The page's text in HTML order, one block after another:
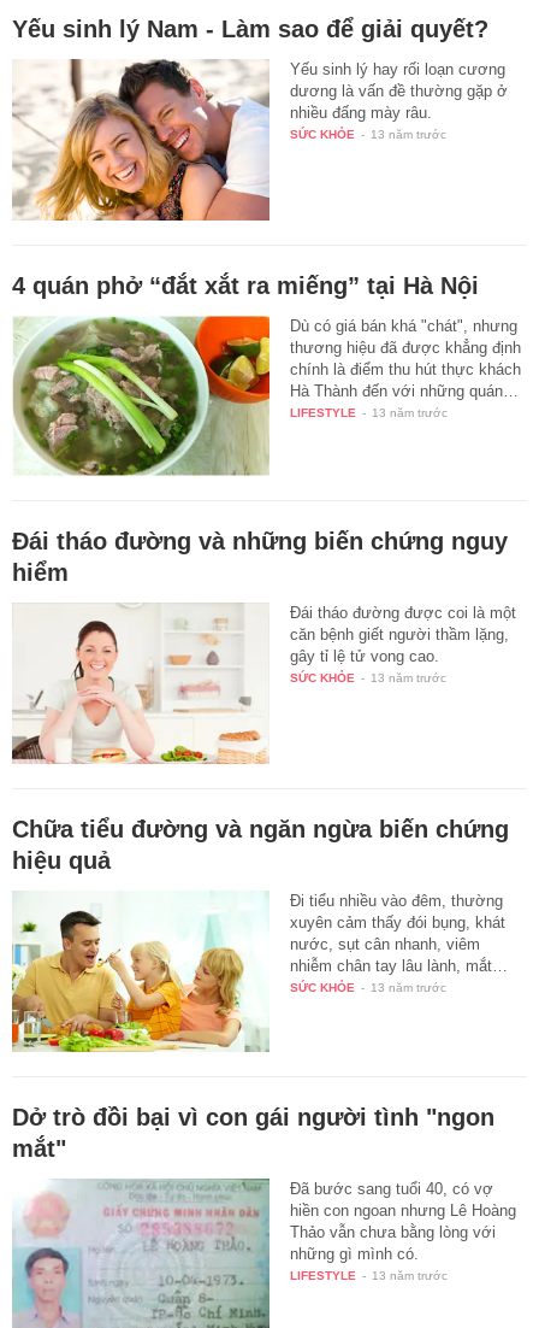
Yếu sinh lý Nam - Làm sao để giải quyết?
Yếu sinh lý hay rối loạn cương
dương là vấn đề thường gặp ở
nhiều đấng mày râu.
SỨC KHỎE - 13 năm trước
4 quán phở “đắt xắt ra miếng” tại Hà Nội
Dù có giá bán khá "chát", nhưng
thương hiệu đã được khẳng định
chính là điểm thu hút thực khách
Hà Thành đến với những quán…
LIFESTYLE - 13 năm trước
Đái tháo đường và những biến chứng nguy
hiểm
Đái tháo đường được coi là một
căn bệnh giết người thầm lặng,
gây tỉ lệ tử vong cao.
SỨC KHỎE - 13 năm trước
Chữa tiểu đường và ngăn ngừa biến chứng
hiệu quả
Đi tiểu nhiều vào đêm, thường
xuyên cảm thấy đói bụng, khát
nước, sụt cân nhanh, viêm
nhiễm chân tay lâu lành, mắt…
SỨC KHỎE - 13 năm trước
Dở trò đồi bại vì con gái người tình "ngon
mắt"
Đã bước sang tuổi 40, có vợ
hiền con ngoan nhưng Lê Hoàng
Thảo vẫn chưa bằng lòng với
những gì mình có.
LIFESTYLE - 13 năm trước